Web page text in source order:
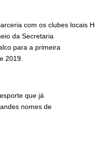
com os clubes locais
da Secretaria
para a primeira
2019.
que já
nomes de